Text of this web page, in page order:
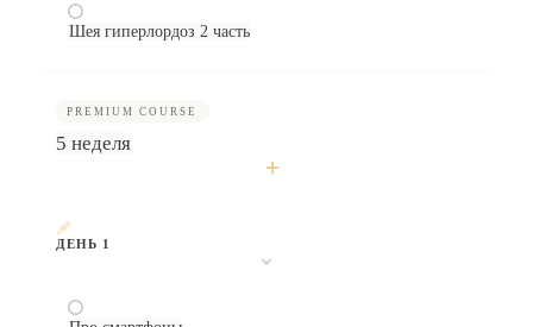
Шея гиперлордоз 2 часть
PREMIUM COURSE
5 неделя
ДЕНЬ 1